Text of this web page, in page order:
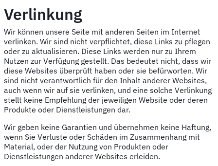
Verlinkung
Wir können unsere Seite mit anderen Seiten im Internet
verlinken. Wir sind nicht verpflichtet, diese Links zu pflegen
oder zu aktualisieren. Diese Links werden nur zu Ihrem
Nutzen zur Verfügung gestellt. Das bedeutet nicht, dass wir
diese Websites überprüft haben oder sie befürworten. Wir
sind nicht verantwortlich für den Inhalt anderer Websites,
auch wenn wir auf sie verlinken, und eine solche Verlinkung
stellt keine Empfehlung der jeweiligen Website oder deren
Produkte oder Dienstleistungen dar.
Wir geben keine Garantien und übernehmen keine Haftung,
wenn Sie Verluste oder Schäden im Zusammenhang mit
Material, oder der Nutzung von Produkten oder
Dienstleistungen anderer Websites erleiden.